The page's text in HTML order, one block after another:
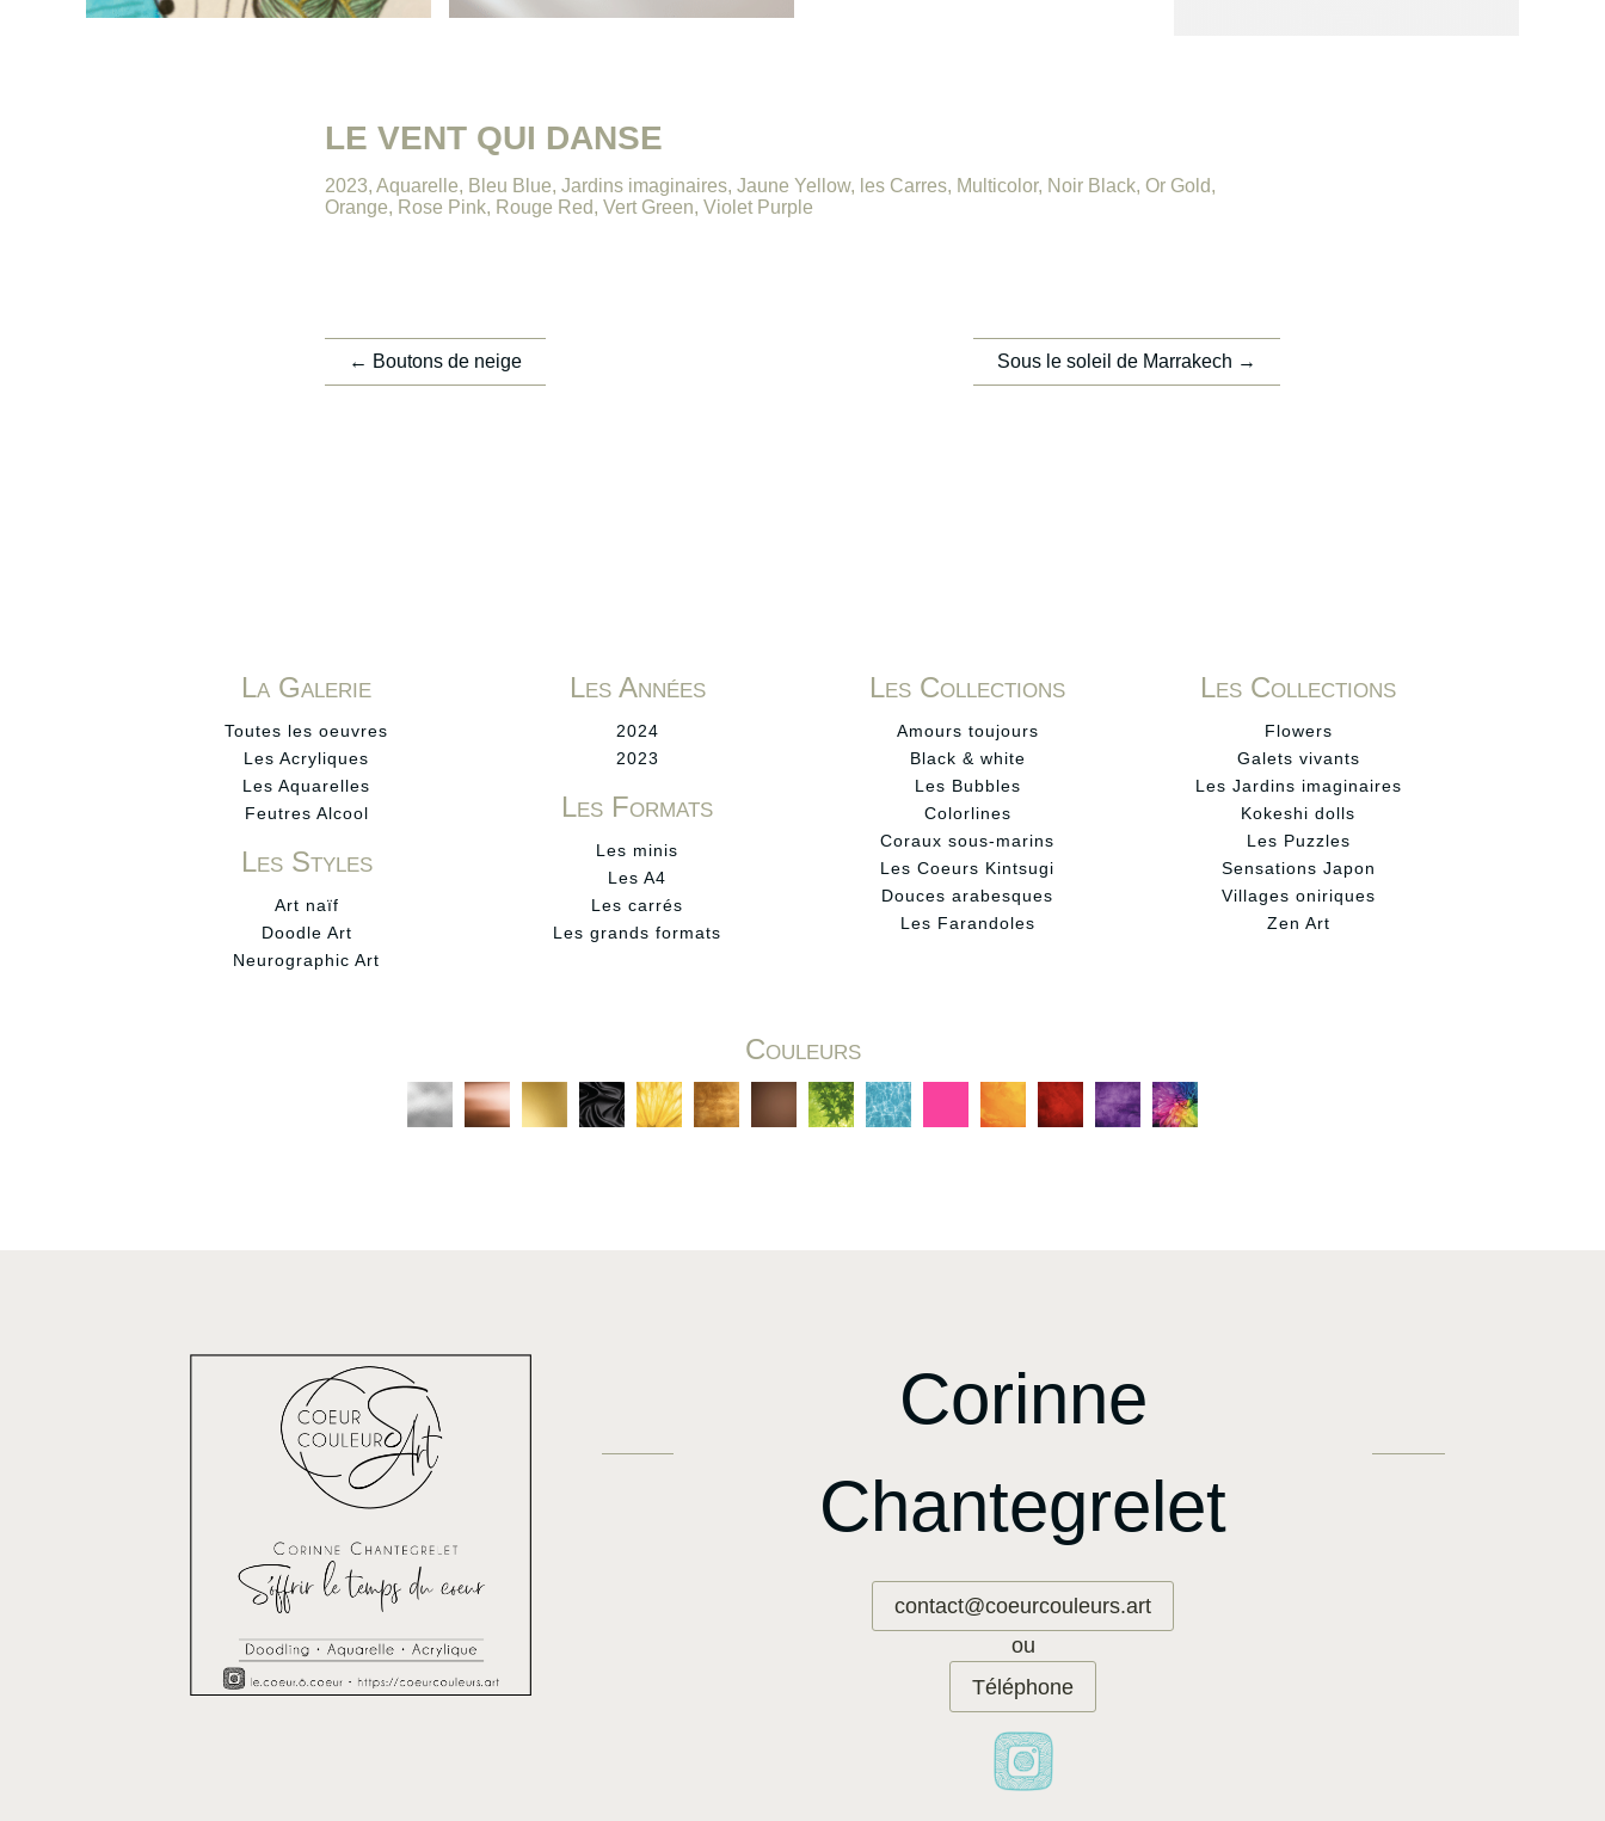
LE VENT QUI DANSE
2023, Aquarelle, Bleu Blue, Jardins imaginaires, Jaune Yellow, les Carres, Multicolor, Noir Black, Or Gold,
Orange, Rose Pink, Rouge Red, Vert Green, Violet Purple
← Boutons de neige Sous le soleil de Marrakech →
La Galerie
Toutes les oeuvres
Les Acryliques
Les Aquarelles
Feutres Alcool
Les Styles
Art naïf
Doodle Art
Neurographic Art
Les Années
2024
2023
Les Formats
Les minis
Les A4
Les carrés
Les grands formats
Les Collections
Amours toujours
Black & white
Les Bubbles
Colorlines
Coraux sous-marins
Les Coeurs Kintsugi
Douces arabesques
Les Farandoles
Les Collections
Flowers
Galets vivants
Les Jardins imaginaires
Kokeshi dolls
Les Puzzles
Sensations Japon
Villages oniriques
Zen Art
Couleurs
C C C C C C C C C C C
Corinne
Chantegrelet
contact@coeurcouleurs.art
ou
Téléphone